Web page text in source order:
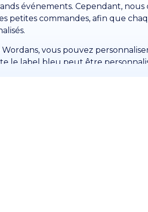
événements. Cependant, nous
petites commandes, afin que
vous pouvez
le label bleu peut être
pouvez remplir un formulaire de